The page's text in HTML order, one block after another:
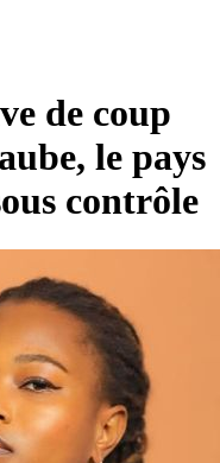
de coup
le pays
contrôle